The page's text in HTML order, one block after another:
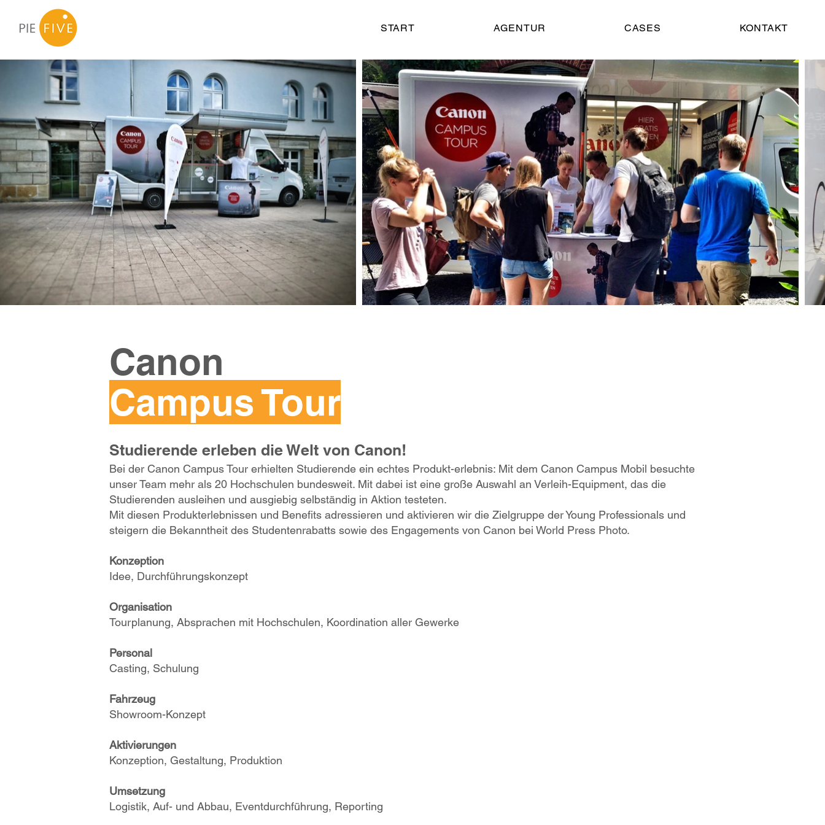
START AGENTUR CASES KONTAKT
Canon
Campus Tour
Studierende erleben die Welt von Canon!
Bei der Canon Campus Tour erhielten Studierende ein echtes Produkt-erlebnis: Mit dem Canon Campus Mobil besuchte
unser Team mehr als 20 Hochschulen bundesweit. Mit dabei ist eine große Auswahl an Verleih-Equipment, das die
Studierenden ausleihen und ausgiebig selbständig in Aktion testeten.
Mit diesen Produkterlebnissen und Benefits adressieren und aktivieren wir die Zielgruppe der Young Professionals und
steigern die Bekanntheit des Studentenrabatts sowie des Engagements von Canon bei World Press Photo.
Konzeption
Idee, Durchführungskonzept
Organisation
Tourplanung, Absprachen mit Hochschulen, Koordination aller Gewerke
Personal
Casting, Schulung
Fahrzeug
Showroom-Konzept
Aktivierungen
Konzeption, Gestaltung, Produktion
Umsetzung
Logistik, Auf- und Abbau, Eventdurchführung, Reporting